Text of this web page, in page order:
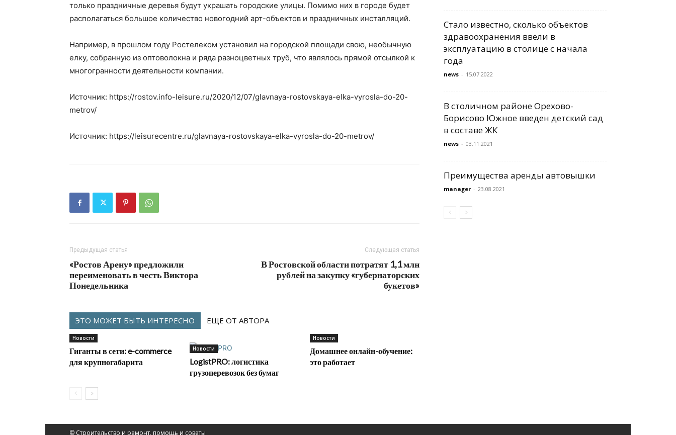
только праздничные деревья будут украшать городские улицы. Помимо них в городе будет
располагаться большое количество новогодний арт-объектов и праздничных инсталляций.
Например, в прошлом году Ростелеком установил на городской площади свою, необычную
елку, собранную из оптоволокна и ряда разноцветных труб, что являлось прямой отсылкой к
многогранности деятельности компании.
Источник: https://rostov.info-leisure.ru/2020/12/07/glavnaya-rostovskaya-elka-vyrosla-do-20-
metrov/
Источник: https://leisurecentre.ru/glavnaya-rostovskaya-elka-vyrosla-do-20-metrov/
Предыдущая статья
«Ростов Арену» предложили
переименовать в честь Виктора
Понедельника
Следующая статья
В Ростовской области потратят 1,1 млн
рублей на закупку «губернаторских
букетов»
ЭТО МОЖЕТ БЫТЬ ИНТЕРЕСНО ЕЩЕ ОТ АВТОРА
Новости
Гиганты в сети: e-commerce
для крупногабарита
Новости
LogistPRO: логистика
грузоперевозок без бумаг
Новости
Домашнее онлайн-обучение:
это работает
Стало известно, сколько объектов
здравоохранения ввели в
эксплуатацию в столице с начала
года
news - 15.07.2022
В столичном районе Орехово-
Борисово Южное введен детский сад
в составе ЖК
news - 03.11.2021
Преимущества аренды автовышки
manager - 23.08.2021
© Строительство и ремонт, помощь и советы